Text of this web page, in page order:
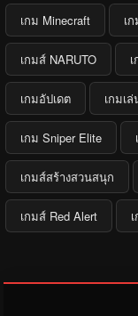
เกม Minecraft เ
เกมส์ NARUTO
เกมอัปเดต เกมเ
เกม Sniper Elite
เกมส์สร้างสวนสนุก
เกมส์ Red Alert